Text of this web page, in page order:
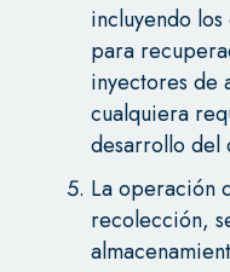
incluyendo
para
inyectores de
cualquiera
desarrollo del
La operación
recolección,